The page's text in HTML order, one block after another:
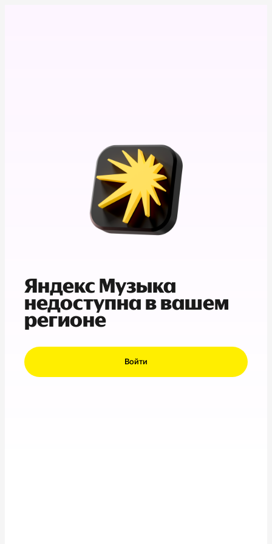
Яндекс Музыка
недоступна в вашем
регионе
Войти